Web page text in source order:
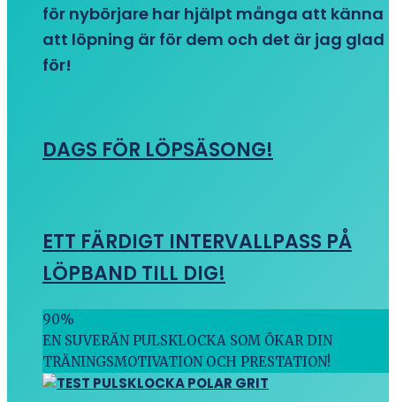
för nybörjare har hjälpt många att känna
att löpning är för dem och det är jag glad
för!
DAGS FÖR LÖPSÄSONG!
ETT FÄRDIGT INTERVALLPASS PÅ
LÖPBAND TILL DIG!
90%
EN SUVERÄN PULSKLOCKA SOM ÖKAR DIN
TRÄNINGSMOTIVATION OCH PRESTATION!